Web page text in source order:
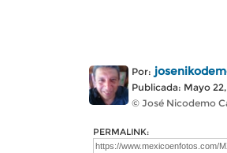
Por:
Publicada: Mayo
© José Nicodemo
PERMALINK: